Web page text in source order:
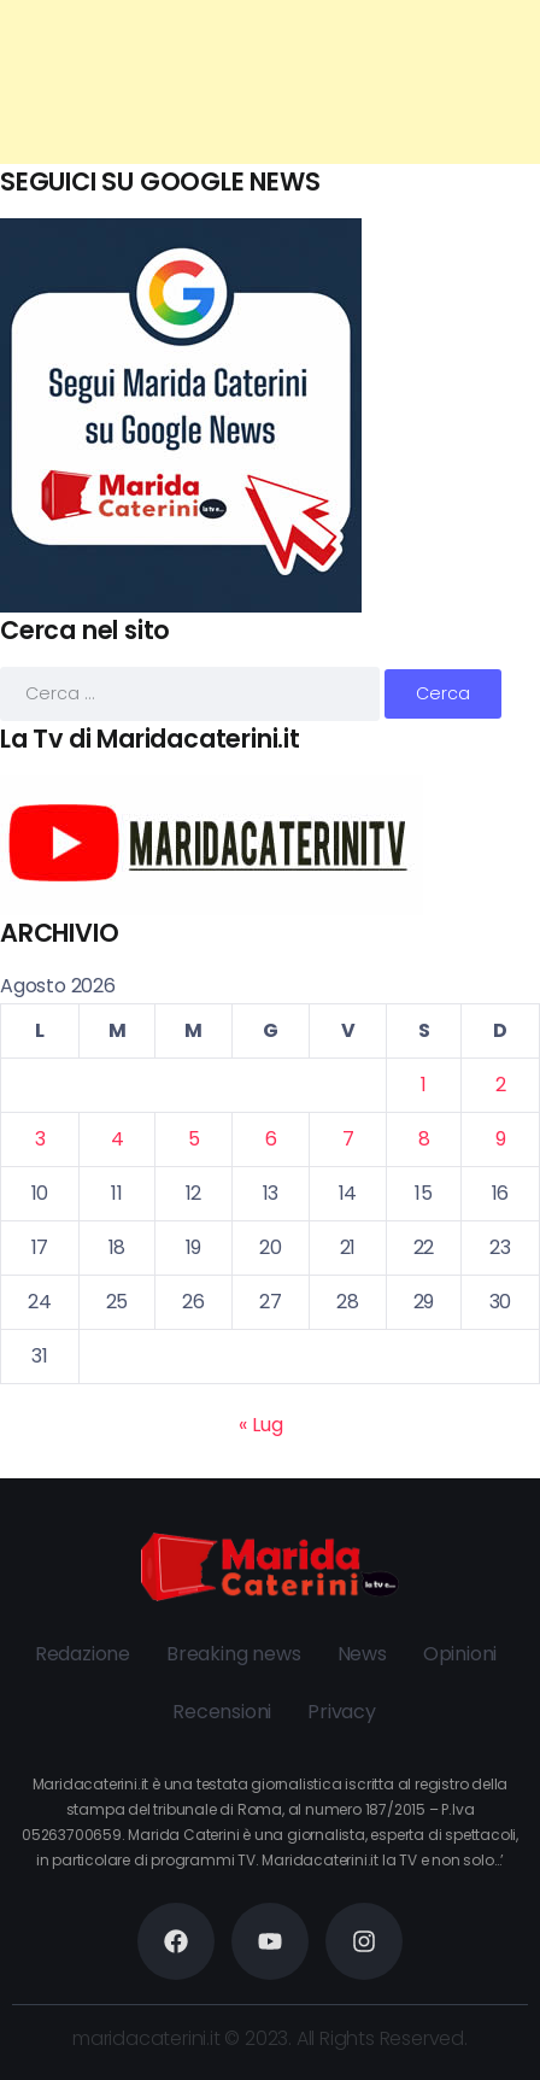
SEGUICI SU GOOGLE NEWS
Cerca nel sito
La Tv di Maridacaterini.it
ARCHIVIO
Agosto 2026
L
M M G V S
D
1
2
3
4 5 6 7 8
9
10
11 12 13 14 15
16
17
18 19 20 21 22
23
24
25 26 27 28 29
30
31
« Lug
Redazione Breaking news News Opinioni
Recensioni Privacy
Maridacaterini.it è una testata giornalistica iscritta al registro della
stampa del tribunale di Roma, al numero 187/2015 – P.Iva
05263700659. Marida Caterini è una giornalista, esperta di spettacoli,
in particolare di programmi TV. Maridacaterini.it la TV e non solo…’
maridacaterini.it © 2023. All Rights Reserved.